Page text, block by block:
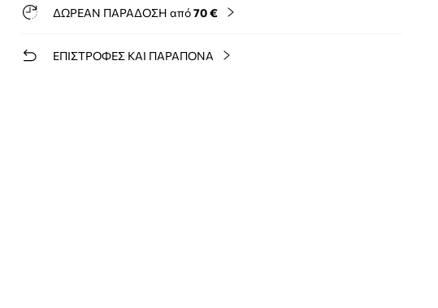
ΔΩΡΕΑΝ ΠΑΡΑΔΟΣΗ από70 €
ΕΠΙΣΤΡΟΦΕΣ ΚΑΙ ΠΑΡΑΠΟΝΑ